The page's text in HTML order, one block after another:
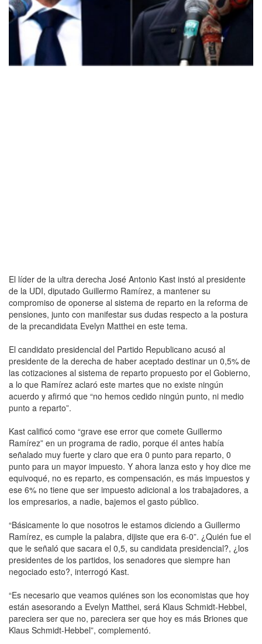
El líder de la ultra derecha José Antonio Kast instó al presidente
de la UDI, diputado Guillermo Ramírez, a mantener su
compromiso de oponerse al sistema de reparto en la reforma de
pensiones, junto con manifestar sus dudas respecto a la postura
de la precandidata Evelyn Matthei en este tema.
El candidato presidencial del Partido Republicano acusó al
presidente de la derecha de haber aceptado destinar un 0,5% de
las cotizaciones al sistema de reparto propuesto por el Gobierno,
a lo que Ramírez aclaró este martes que no existe ningún
acuerdo y afirmó que “no hemos cedido ningún punto, ni medio
punto a reparto”.
Kast calificó como “grave ese error que comete Guillermo
Ramírez” en un programa de radio, porque él antes había
señalado muy fuerte y claro que era 0 punto para reparto, 0
punto para un mayor impuesto. Y ahora lanza esto y hoy dice me
equivoqué, no es reparto, es compensación, es más impuestos y
ese 6% no tiene que ser impuesto adicional a los trabajadores, a
los empresarios, a nadie, bajemos el gasto público.
“Básicamente lo que nosotros le estamos diciendo a Guillermo
Ramírez, es cumple la palabra, dijiste que era 6-0”. ¿Quién fue el
que le señaló que sacara el 0,5, su candidata presidencial?, ¿los
presidentes de los partidos, los senadores que siempre han
negociado esto?, interrogó Kast.
“Es necesario que veamos quiénes son los economistas que hoy
están asesorando a Evelyn Matthei, será Klaus Schmidt-Hebbel,
pareciera ser que no, pareciera ser que hoy es más Briones que
Klaus Schmidt-Hebbel”, complementó.